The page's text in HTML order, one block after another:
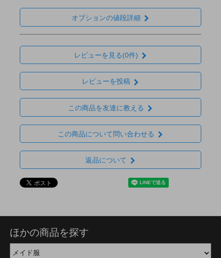
オプションの値段詳細
レビューを見る(0件)
レビューを投稿
この商品を友達に教える
この商品について問い合わせる
返品について
ほかの商品を探す